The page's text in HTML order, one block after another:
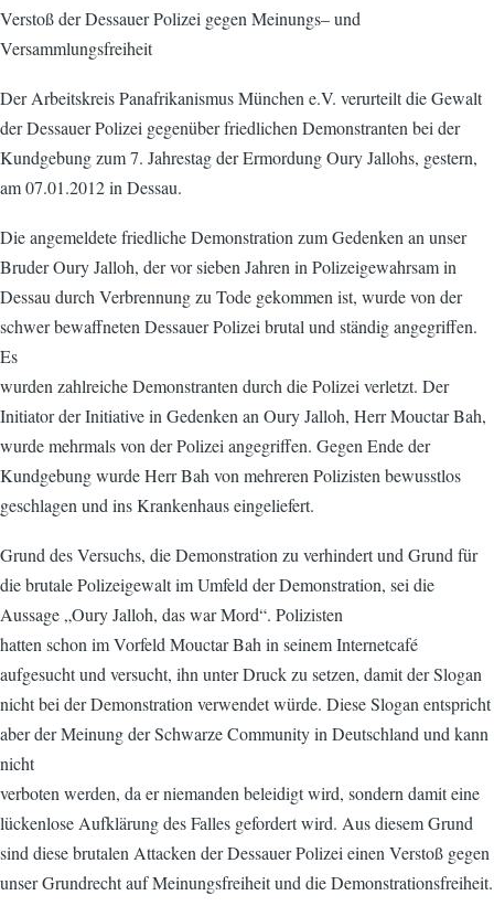
Verstoß der Dessauer Polizei gegen Meinungs– und
Versammlungsfreiheit
Der Arbeitskreis Panafrikanismus München e.V. verurteilt die Gewalt
der Dessauer Polizei gegenüber friedlichen Demonstranten bei der
Kundgebung zum 7. Jahrestag der Ermordung Oury Jallohs, gestern,
am 07.01.2012 in Dessau.
Die angemeldete friedliche Demonstration zum Gedenken an unser
Bruder Oury Jalloh, der vor sieben Jahren in Polizeigewahrsam in
Dessau durch Verbrennung zu Tode gekommen ist, wurde von der
schwer bewaffneten Dessauer Polizei brutal und ständig angegriffen.
Es
wurden zahlreiche Demonstranten durch die Polizei verletzt. Der
Initiator der Initiative in Gedenken an Oury Jalloh, Herr Mouctar Bah,
wurde mehrmals von der Polizei angegriffen. Gegen Ende der
Kundgebung wurde Herr Bah von mehreren Polizisten bewusstlos
geschlagen und ins Krankenhaus eingeliefert.
Grund des Versuchs, die Demonstration zu verhindert und Grund für
die brutale Polizeigewalt im Umfeld der Demonstration, sei die
Aussage „Oury Jalloh, das war Mord“. Polizisten
hatten schon im Vorfeld Mouctar Bah in seinem Internetcafé
aufgesucht und versucht, ihn unter Druck zu setzen, damit der Slogan
nicht bei der Demonstration verwendet würde. Diese Slogan entspricht
aber der Meinung der Schwarze Community in Deutschland und kann
nicht
verboten werden, da er niemanden beleidigt wird, sondern damit eine
lückenlose Aufklärung des Falles gefordert wird. Aus diesem Grund
sind diese brutalen Attacken der Dessauer Polizei einen Verstoß gegen
unser Grundrecht auf Meinungsfreiheit und die Demonstrationsfreiheit.